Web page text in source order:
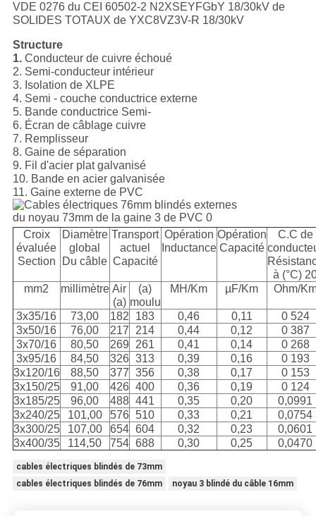
VDE 0276 du CEI 60502-2 N2XSEYFGbY 18/30kV de
SOLIDES TOTAUX de YXC8VZ3V-R 18/30kV
Structure
1. Conducteur de cuivre échoué
2. Semi-conducteur intérieur
3. Isolation de XLPE
4. Semi - couche conductrice externe
5. Bande conductrice Semi-
6. Écran de câblage cuivre
7. Remplisseur
8. Gaine de séparation
9. Fil d'acier plat galvanisé
10. Bande en acier galvanisée
11. Gaine externe de PVC
Croix
évaluée
Section
Diamètre
global
Du câble
Transport
actuel
Capacité
Opération
Inductance
Opération
Capacité
C.C de
à (°C)
mm2
millimètre Air
(a)
(a)
moulu
MH/Km µF/Km Ohm/
3x35/16 73,00 182 183 0,46 0,11
0 524
3x50/16
76,00 217 214 0,44 0,12
0 387
3x70/16
80,50 269 261 0,41 0,14
0 268
3x95/16
84,50 326 313 0,39 0,16
0 193
3x120/16
88,50 377 356 0,38 0,17
0 153
3x150/25
91,00 426 400 0,36 0,19
0 124
3x185/25
96,00 488 441 0,35 0,20
0,0991
3x240/25
101,00 576 510 0,33 0,21
0,0754
3x300/25
107,00 654 604 0,32 0,23
0,0601
3x400/35
114,50 754 688 0,30 0,25 0,0470
cables électriques blindés de 73mm
cables électriques blindés de 76mm
noyau 3 blindé du câble 16mm